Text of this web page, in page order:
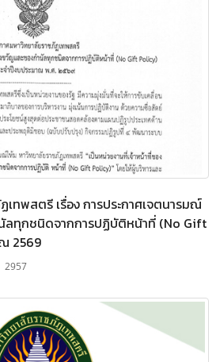
เทพสตรี เรื่อง การประกาศเจตนารมณ์
ลทุกชนิดจากการปฏิบัติหน้าที่ (No Gift
2569
2957